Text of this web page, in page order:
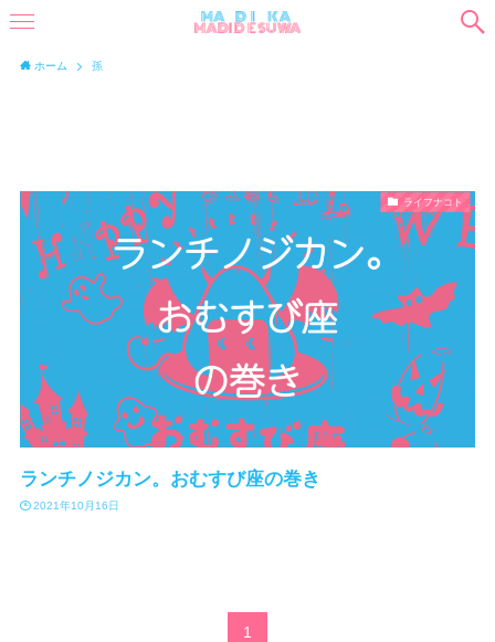
ホーム 孫
ライフナコト
ランチノジカン。おむすび座の巻き
2021年10月16日
1